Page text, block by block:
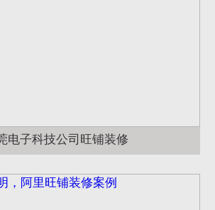
电子科技公司旺铺装修